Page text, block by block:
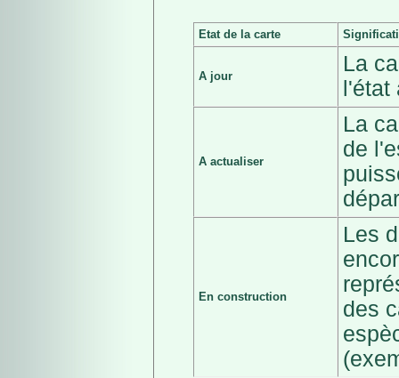
Etat de la carte
A jour
La
A actualiser
La
de
En construction
Les
des